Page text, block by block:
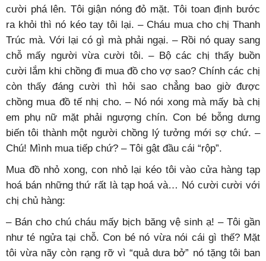
cười phá lên. Tôi giận nóng đỏ mặt. Tôi toan định bước
ra khỏi thì nó kéo tay tôi lại. – Cháu mua cho chị Thanh
Trúc mà. Với lại có gì mà phải ngại. – Rồi nó quay sang
chỗ mấy người vừa cười tôi. – Bộ các chị thấy buồn
cười lắm khi chồng đi mua đồ cho vợ sao? Chính các chị
còn thấy đáng cười thì hỏi sao chẳng bao giờ được
chồng mua đồ tế nhị cho. – Nó nói xong mà mấy bà chị
em phụ nữ mặt phải ngượng chín. Con bé bỗng dưng
biến tôi thành một người chồng lý tưởng mới sợ chứ. –
Chú! Mình mua tiếp chứ? – Tôi gật đầu cái “rộp”.
Mua đồ nhỏ xong, con nhỏ lại kéo tôi vào cửa hàng tạp
hoá bán những thứ rất là tạp hoá và… Nó cười cười với
chị chủ hàng:
– Bán cho chú cháu mấy bịch băng vệ sinh ạ! – Tôi gần
như té ngửa tại chỗ. Con bé nó vừa nói cái gì thế? Mặt
tôi vừa nãy còn rạng rỡ vì “quả dưa bở” nó tặng tôi ban